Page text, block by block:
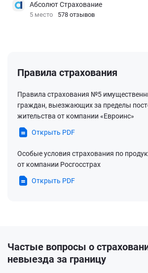
Абсолют Страхование
5 место 578 отзывов
Правила страхования
Правила страхования №5
граждан, выезжающих за пределы
жительства от компании «Евроинс»
Открыть PDF
Особые условия страхования по
от компании Росгосстрах
Открыть PDF
Частые вопросы о
невыезда за границу